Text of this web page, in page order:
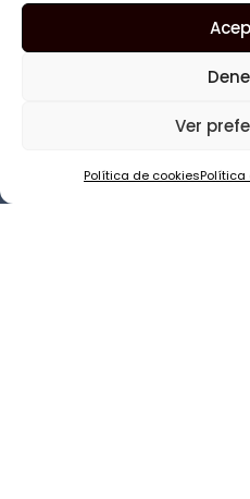
Ver
Política de cookiesPolítica
salud bucodental para
con energía y sin
Preguntas